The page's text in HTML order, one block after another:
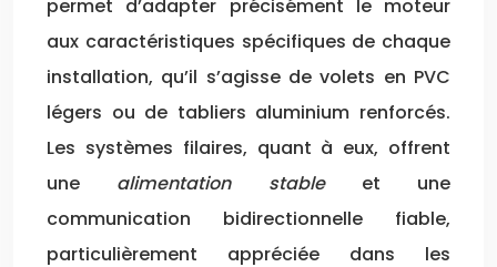
permet d’adapter précisément le moteur
aux caractéristiques spécifiques de chaque
installation, qu’il s’agisse de volets en PVC
légers ou de tabliers aluminium renforcés.
Les systèmes filaires, quant à eux, offrent
une alimentation stableet une
communication bidirectionnelle fiable,
particulièrement appréciée dans les